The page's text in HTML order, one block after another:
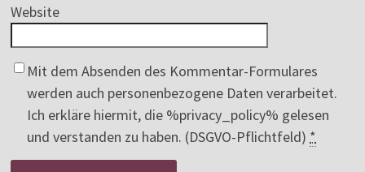
Website
Mit dem Absenden des Kommentar-Formulares
werden auch personenbezogene Daten verarbeitet.
Ich erkläre hiermit, die %privacy_policy% gelesen
und verstanden zu haben. (DSGVO-Pflichtfeld) *